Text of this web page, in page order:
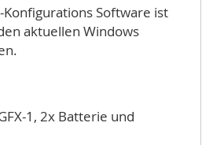
Software ist
aktuellen Windows
1, 2x Batterie und